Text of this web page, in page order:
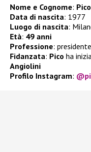
Nome e Cognome:
Data di nascita: 1977
Luogo di nascita:
Età: 49 anni
Professione:
Fidanzata: Pico ha
Angiolini
Profilo Instagram: